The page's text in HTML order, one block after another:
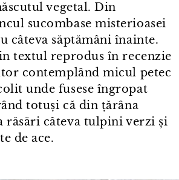
vegetal. Din
sucombase misterioasei
câteva săptămâni înainte.
textul reprodus în recenzie
contemplând micul petec
unde fusese îngropat
totuși că din țărâna
răsări câteva tulpini verzi și
de ace.